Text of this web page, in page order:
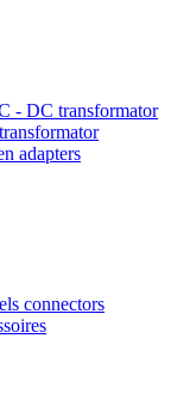
- DC transformator
adapters
connectors